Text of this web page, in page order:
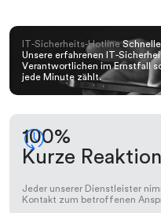
IT-Sicherheits-Hotline
Unsere erfahrenen IT-
Verantwortlichen im Ernstfall
jede Minute zählt.
a
100%
Kurze
Jeder unserer Dienstleister
Kontakt zum betroffenen